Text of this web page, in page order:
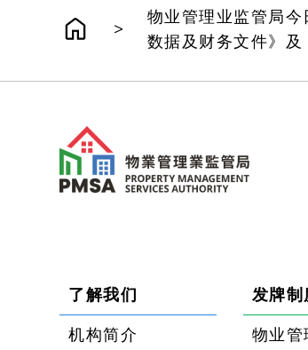
>
物业管理业监管局
数据及财务文件》及
了解我们
机构简介
发牌制
物业管